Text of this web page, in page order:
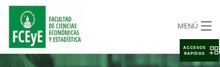
MENÚ
ACCESOS
RAPIDOS